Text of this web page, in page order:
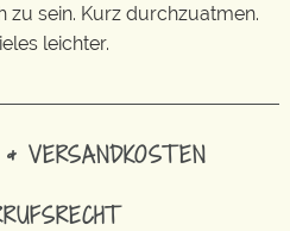
zu sein. Kurz durchzuatmen.
leichter.
VERSANDKOSTEN